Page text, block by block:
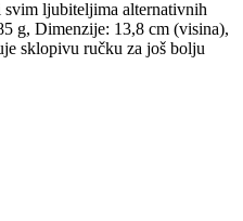
svim ljubiteljima alternativnih
g, Dimenzije: 13,8 cm (visina),
sklopivu ručku za još bolju